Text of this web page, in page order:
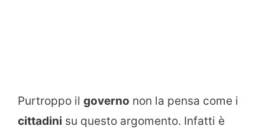
Purtroppo il governo non la pensa come i
cittadini su questo argomento. Infatti è